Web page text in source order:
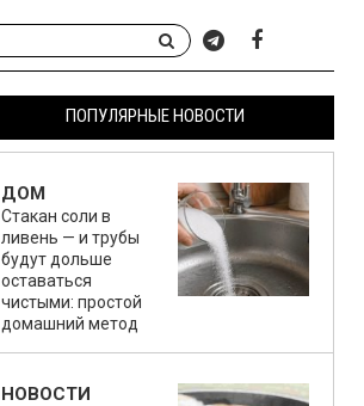
ПОПУЛЯРНЫЕ НОВОСТИ
ДОМ
Стакан соли в
ливень — и трубы
будут дольше
оставаться
чистыми: простой
домашний метод
НОВОСТИ